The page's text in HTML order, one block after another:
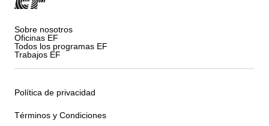
Sobre nosotros
Oficinas EF
Todos los programas EF
Trabajos EF
Política de privacidad
Términos y Condiciones